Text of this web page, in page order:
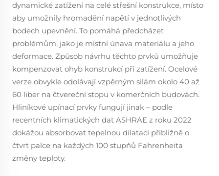
dynamické zatížení na celé střešní konstrukce, místo
aby umožnily hromadění napětí v jednotlivých
bodech upevnění. To pomáhá předcházet
problémům, jako je místní únava materiálu a jeho
deformace. Způsob návrhu těchto prvků umožňuje
kompenzovat ohyb konstrukcí při zatížení. Ocelové
verze obvykle odolávají vzpěrným silám okolo 40 až
60 liber na čtvereční stopu v komerčních budovách.
Hliníkové upínací prvky fungují jinak – podle
recentních klimatických dat ASHRAE z roku 2022
dokážou absorbovat tepelnou dilataci přibližně o
čtvrt palce na každých 100 stupňů Fahrenheita
změny teploty.